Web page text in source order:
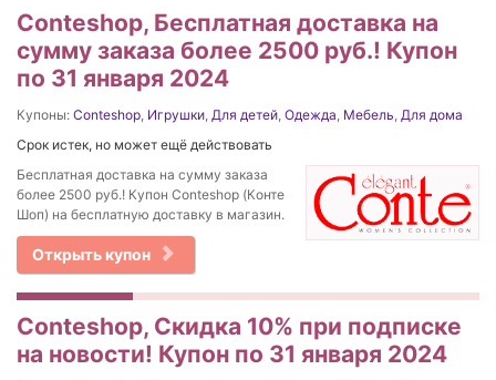
Conteshop, Бесплатная доставка на
сумму заказа более 2500 руб.! Купон
по 31 января 2024
Купоны: Conteshop Игрушки Для детей Одежда Мебель Для дома
Срок истек, но может ещё действовать
Бесплатная доставка на сумму заказа
более 2500 руб.! Купон Conteshop (Конте
Шоп) на бесплатную доставку в магазин.
Открыть купон
Conteshop, Скидка 10% при подписке
на новости! Купон по 31 января 2024